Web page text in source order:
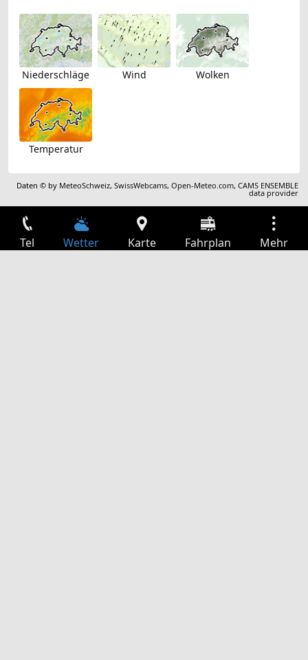
Niederschläge Wind Wolken
Temperatur
Daten © by MeteoSchweiz,SwissWebcams,Open-Meteo.com,CAMS ENSEMBLE
data provider
Tel Wetter Karte Fahrplan Mehr